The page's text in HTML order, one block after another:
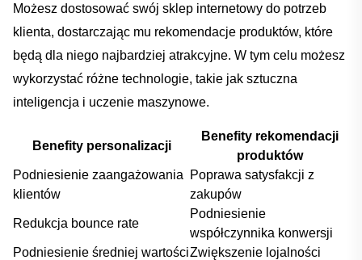
‌Możesz dostosować swój sklep internetowy do potrzeb​
klienta,⁤ dostarczając‌ mu rekomendacje produktów, które
będą ⁤dla niego ⁤najbardziej atrakcyjne. W ⁣tym celu możesz
wykorzystać różne technologie, takie jak​ sztuczna
inteligencja‌ i ​uczenie maszynowe.
Benefity personalizacji
Benefity ⁣rekomendacji
‍produktów
Podniesienie zaangażowania
klientów
Poprawa satysfakcji z
zakupów
Redukcja bounce ⁤rate
Podniesienie
‍współczynnika ​konwersji
Podniesienie⁢ średniej ‍wartości​Zwiększenie lojalności